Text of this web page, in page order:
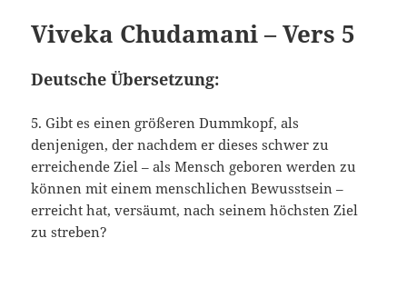
Viveka Chudamani – Vers 5
Deutsche Übersetzung:
5. Gibt es einen größeren Dummkopf, als
denjenigen, der nachdem er dieses schwer zu
erreichende Ziel – als Mensch geboren werden zu
können mit einem menschlichen Bewusstsein –
erreicht hat, versäumt, nach seinem höchsten Ziel
zu streben?